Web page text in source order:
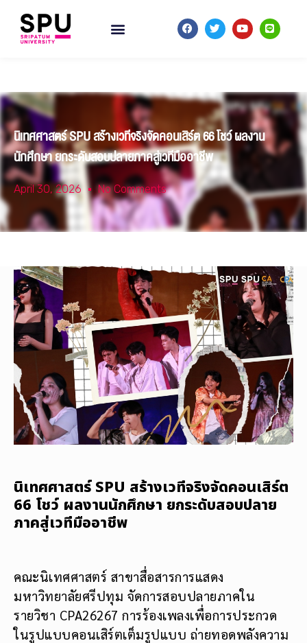
นิเทศศาสตร์ SPU สร้างเวทีจริงจัดคอนเสิร์ต 66 โชว์ ผลงาน
นักศึกษา ยกระดับสอบปลายภาคสู่เวทีมืออาชีพ
April 30, 2026 No Comments
นิเทศศาสตร์ SPU สร้างเวทีจริงจัดคอนเสิร์ต
66 โชว์ ผลงานนักศึกษา ยกระดับสอบปลาย
ภาคสู่เวทีมืออาชีพ
คณะนิเทศศาสตร์ สาขาสื่อสารการแสดง
มหาวิทยาลัยศรีปทุม จัดการสอบปลายภาคใน
รายวิชา CPA26267 การร้องเพลงเพื่อการประกวด
ในรูปแบบคอนเสิร์ตเต็มรูปแบบ ถ่ายทอดพลังความ